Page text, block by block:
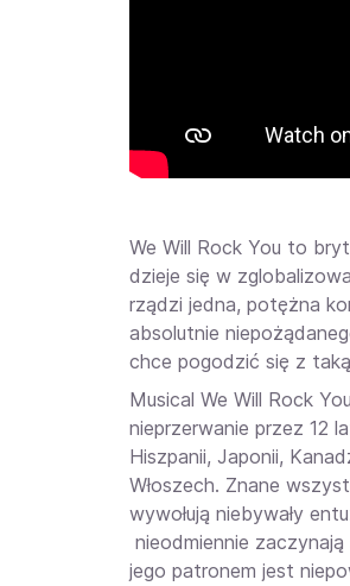
We Will Rock You to
dzieje się w
rządzi jedna, potężna
absolutnie
chce pogodzić się z
Musical We Will Rock
nieprzerwanie przez 12
Hiszpanii, Japonii,
Włoszech. Znane
wywołują niebywały
nieodmiennie
jego patronem jest